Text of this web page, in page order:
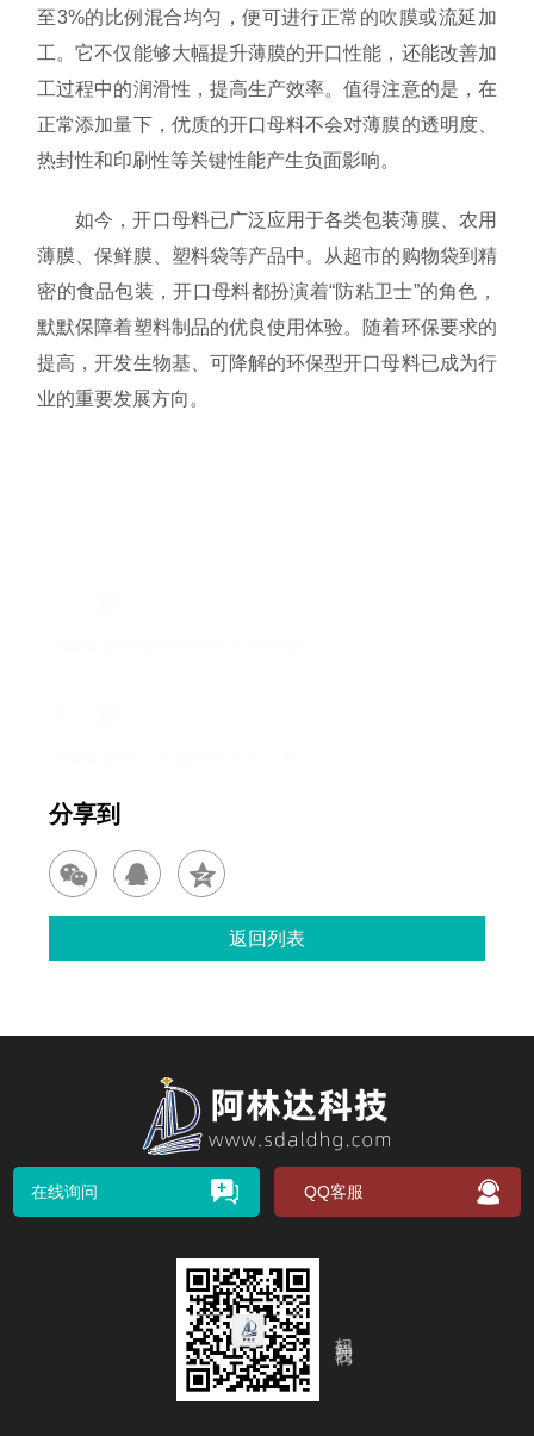
至3%的比例混合均匀，便可进行正常的吹膜或流延加
工。它不仅能够大幅提升薄膜的开口性能，还能改善加
工过程中的润滑性，提高生产效率。值得注意的是，在
正常添加量下，优质的开口母料不会对薄膜的透明度、
热封性和印刷性等关键性能产生负面影响。
如今，开口母料已广泛应用于各类包装薄膜、农用
薄膜、保鲜膜、塑料袋等产品中。从超市的购物袋到精
密的食品包装，开口母料都扮演着“防粘卫士”的角色，
默默保障着塑料制品的优良使用体验。随着环保要求的
提高，开发生物基、可降解的环保型开口母料已成为行
业的重要发展方向。
分享到
返回列表
在线询问 QQ客服